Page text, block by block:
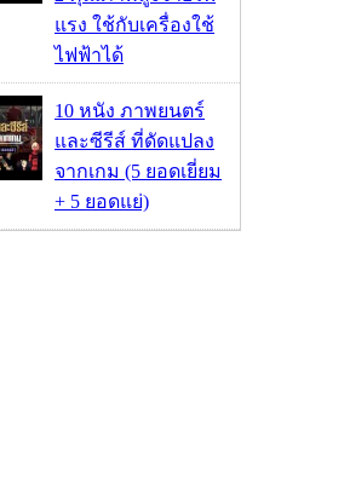
แรง ใช้กับเครื่องใช้
ไฟฟ้าได้
10 หนัง ภาพยนตร์
และซีรีส์ ที่ดัดแปลง
จากเกม (5 ยอดเยี่ยม
+ 5 ยอดแย่)